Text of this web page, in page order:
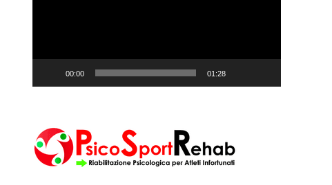
00:00 01:28